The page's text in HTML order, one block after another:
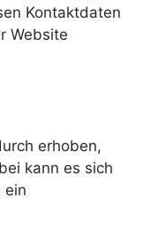
Kontaktdaten
Website
erhoben,
kann es sich
ein